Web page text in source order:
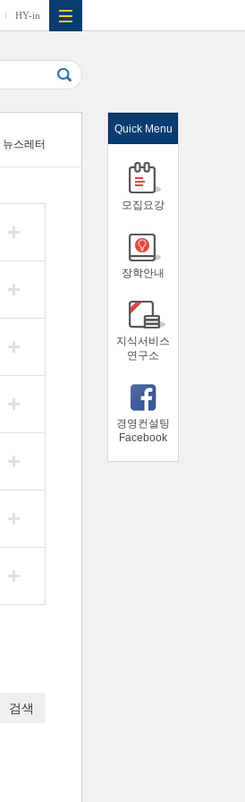
HY-in
뉴스레터
검색
Quick Menu
모집요강
장학안내
지식서비스
연구소
경영컨설팅
Facebook